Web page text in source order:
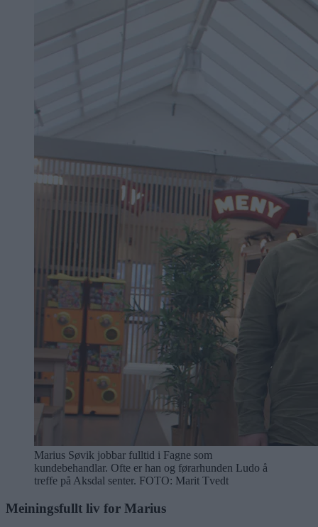
Marius Søvik jobbar fulltid i Fagne som
kundebehandlar. Ofte er han og førarhunden Ludo å
treffe på Aksdal senter. FOTO: Marit Tvedt
Meiningsfullt liv for Marius